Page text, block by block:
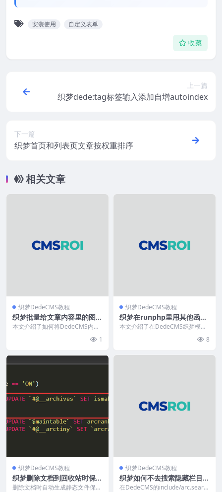
安装使用 自定义表单
收藏
上一篇
织梦dede:tag标签输入添加自增autoindex
下一篇
织梦首页和列表页文章按权重排序
相关文章
织梦DedeCMS教程
织梦批量给文章内容里的图片
alt递增数字
本文介绍了如何将DedeCMS内容
1
织梦DedeCMS教程
织梦在runphp里用其他函数
计算
本文介绍了在DedeCMS织梦模板
8
织梦DedeCMS教程
织梦删除文档到回收站时保留
静态文件
删除文档时自动生成静态文件保
织梦DedeCMS教程
织梦如何不去搜索隐藏栏目内
容结果
在DedeCMS的include/arc.searc